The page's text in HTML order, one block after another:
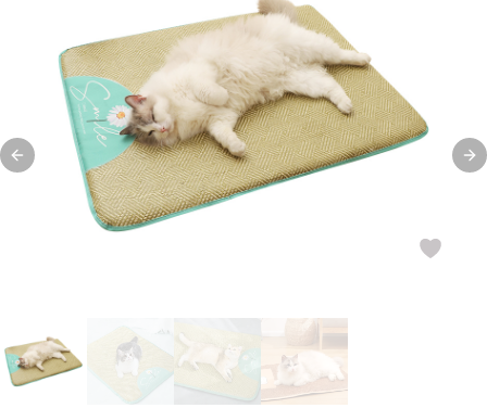
Previous slide